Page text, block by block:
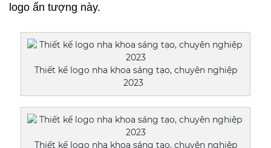
logo ấn tượng này.
Thiết kế logo nha khoa sáng tạo, chuyên nghiệp
2023
Thiết kế logo nha khoa sáng tạo, chuyên nghiệp